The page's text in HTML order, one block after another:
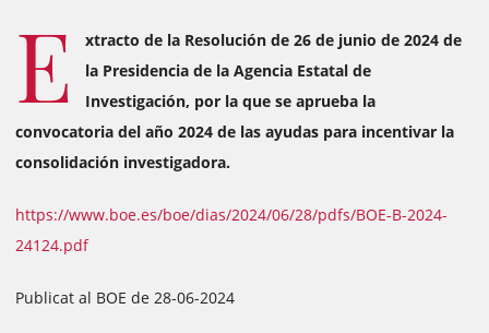
E
xtracto de la Resolución de 26 de junio de 2024 de
la Presidencia de la Agencia Estatal de
Investigación, por la que se aprueba la
convocatoria del año 2024 de las ayudas para incentivar la
consolidación investigadora.
https://www.boe.es/boe/dias/2024/06/28/pdfs/BOE-B-2024-
24124.pdf
Publicat al BOE de 28-06-2024